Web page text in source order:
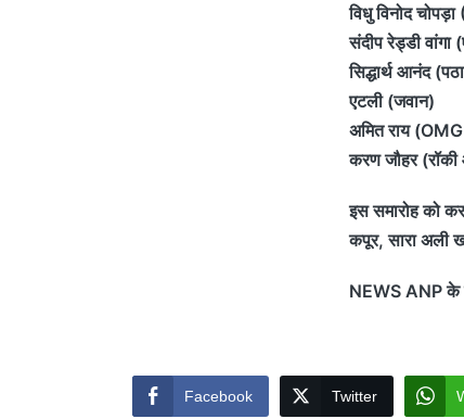
विधु विनोद
संदीप रेड्डी वांगा
सिद्धार्थ आनंद
एटली (जवान)
अमित राय
करण जौहर (रॉकी
इस समारोह को
कपूर, सारा अली
NEWS ANP के
Facebook Twitter